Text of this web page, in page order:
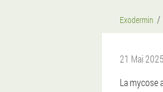
Exodermin
21 Mai 2025
La mycose